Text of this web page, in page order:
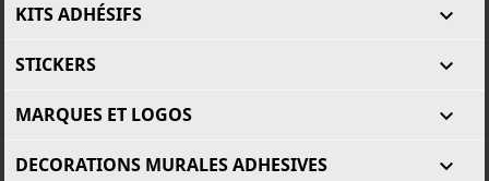

KITS ADHÉSIFS

STICKERS

MARQUES ET LOGOS

DECORATIONS MURALES ADHESIVES